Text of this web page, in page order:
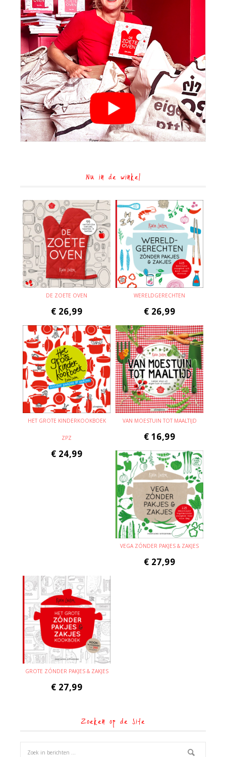
Nu in de winkel
DE ZOETE OVEN
€ 26,99
WERELDGERECHTEN
€ 26,99
HET GROTE KINDERKOOKBOEK
ZPZ
€ 24,99
VAN MOESTUIN TOT MAALTIJD
€ 16,99
VEGA ZÓNDER PAKJES & ZAKJES
€ 27,99
GROTE ZÓNDER PAKJES & ZAKJES
€ 27,99
Zoeken op de site